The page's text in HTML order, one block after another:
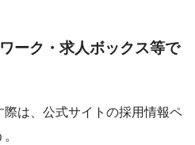
ーク・求人ボックス等で
は、公式サイトの採用情報ペ